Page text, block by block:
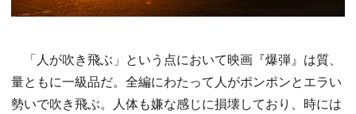
「人が吹き飛ぶ」という点において映画『爆弾』は質、
量ともに一級品だ。全編にわたって人がポンポンとエラい
勢いで吹き飛ぶ。人体も嫌な感じに損壊しており、時には